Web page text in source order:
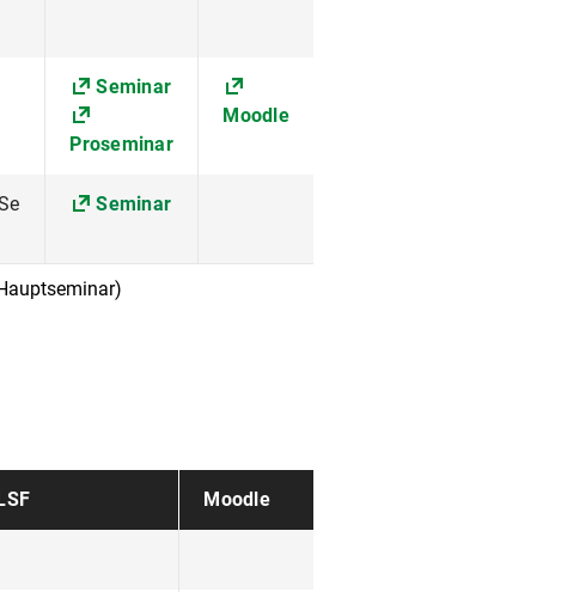
Seminar
Proseminar
Moodle
Seminar
Moodle